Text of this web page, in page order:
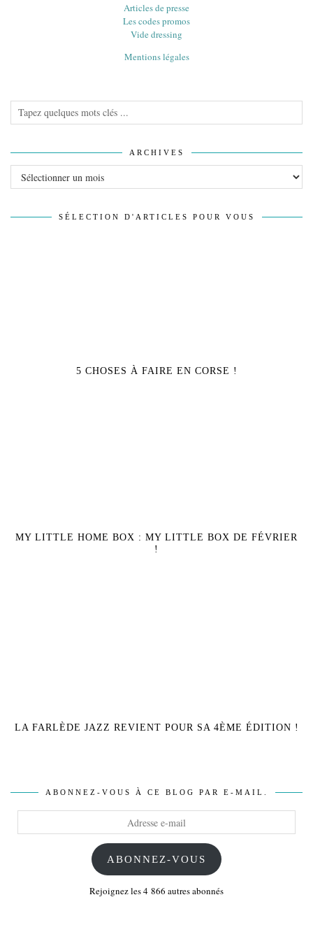
Articles de presse
Les codes promos
Vide dressing
Mentions légales
ARCHIVES
SÉLECTION D'ARTICLES POUR VOUS
5 CHOSES À FAIRE EN CORSE !
MY LITTLE HOME BOX : MY LITTLE BOX DE FÉVRIER
!
LA FARLÈDE JAZZ REVIENT POUR SA 4ÈME ÉDITION !
ABONNEZ-VOUS À CE BLOG PAR E-MAIL.
ABONNEZ-VOUS
Rejoignez les 4 866 autres abonnés